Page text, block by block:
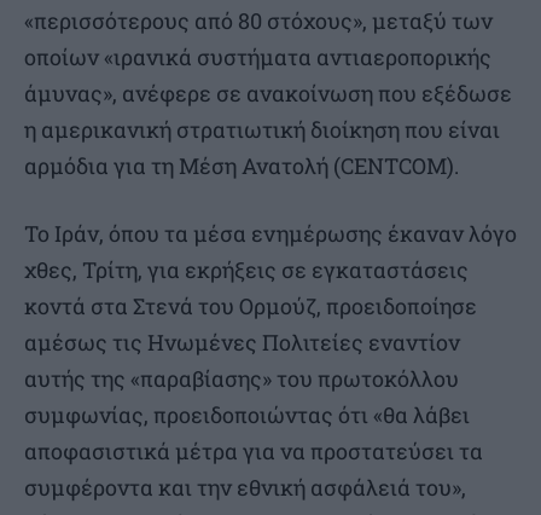
«περισσότερους από 80 στόχους», μεταξύ των
οποίων «ιρανικά συστήματα αντιαεροπορικής
άμυνας», ανέφερε σε ανακοίνωση που εξέδωσε
η αμερικανική στρατιωτική διοίκηση που είναι
αρμόδια για τη Μέση Ανατολή (CENTCOM).
Το Ιράν, όπου τα μέσα ενημέρωσης έκαναν λόγο
χθες, Τρίτη, για εκρήξεις σε εγκαταστάσεις
κοντά στα Στενά του Ορμούζ, προειδοποίησε
αμέσως τις Ηνωμένες Πολιτείες εναντίον
αυτής της «παραβίασης» του πρωτοκόλλου
συμφωνίας, προειδοποιώντας ότι «θα λάβει
αποφασιστικά μέτρα για να προστατεύσει τα
συμφέροντα και την εθνική ασφάλειά του»,